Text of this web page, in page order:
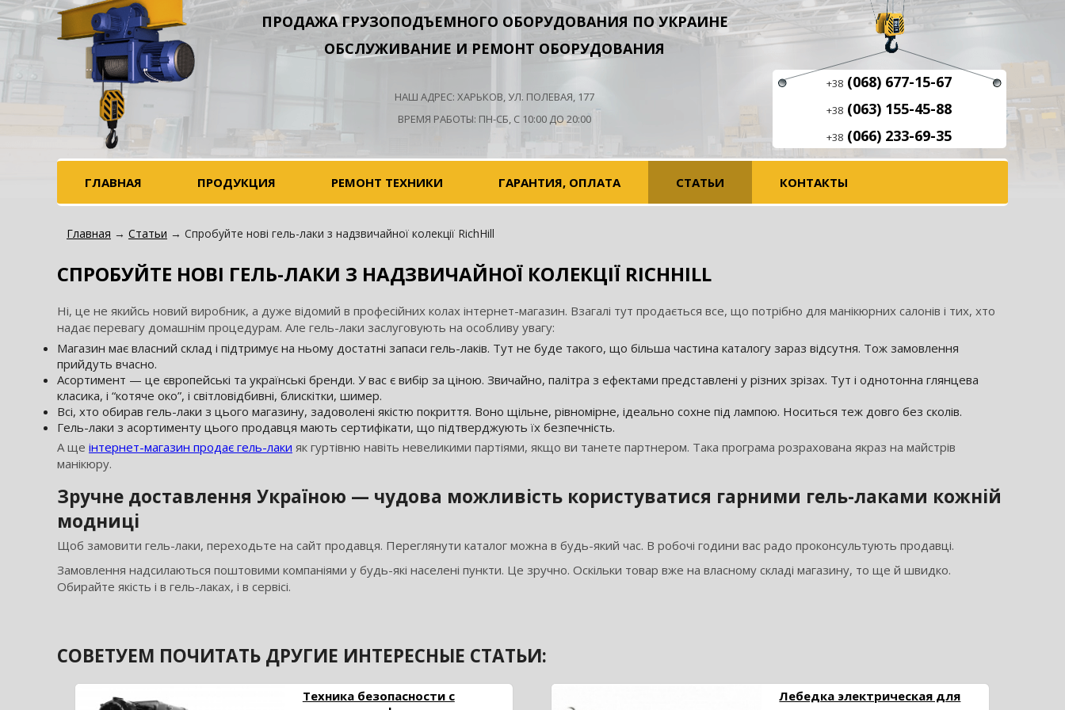
ПРОДАЖА ГРУЗОПОДЪЕМНОГО ОБОРУДОВАНИЯ ПО УКРАИНЕ
ОБСЛУЖИВАНИЕ И РЕМОНТ ОБОРУДОВАНИЯ
НАШ АДРЕС: ХАРЬКОВ, УЛ. ПОЛЕВАЯ, 177
ВРЕМЯ РАБОТЫ: ПН-СБ, С 10:00 ДО 20:00
+38 (068) 677-15-67
+38 (063) 155-45-88
+38 (066) 233-69-35
ГЛАВНАЯ ПРОДУКЦИЯ РЕМОНТ ТЕХНИКИ ГАРАНТИЯ, ОПЛАТА СТАТЬИ КОНТАКТЫ
Главная → Статьи → Спробуйте нові гель-лаки з надзвичайної колекції RichHill
СПРОБУЙТЕ НОВІ ГЕЛЬ-ЛАКИ З НАДЗВИЧАЙНОЇ КОЛЕКЦІЇ RICHHILL
Ні, це не якийсь новий виробник, а дуже відомий в професійних колах інтернет-магазин. Взагалі тут продається все, що потрібно для манікюрних салонів і тих, хто
надає перевагу домашнім процедурам. Але гель-лаки заслуговують на особливу увагу:
Магазин має власний склад і підтримує на ньому достатні запаси гель-лаків. Тут не буде такого, що більша частина каталогу зараз відсутня. Тож замовлення
прийдуть вчасно.
Асортимент — це європейські та українські бренди. У вас є вибір за ціною. Звичайно, палітра з ефектами представлені у різних зрізах. Тут і однотонна глянцева
класика, і “котяче око”, і світловідбивні, блискітки, шимер.
Всі, хто обирав гель-лаки з цього магазину, задоволені якістю покриття. Воно щільне, рівномірне, ідеально сохне під лампою. Носиться теж довго без сколів.
Гель-лаки з асортименту цього продавця мають сертифікати, що підтверджують їх безпечність.
А ще інтернет-магазин продає гель-лаки як гуртівню навіть невеликими партіями, якщо ви танете партнером. Така програма розрахована якраз на майстрів
манікюру.
Зручне доставлення Україною — чудова можливість користуватися гарними гель-лаками кожній
модниці
Щоб замовити гель-лаки, переходьте на сайт продавця. Переглянути каталог можна в будь-який час. В робочі години вас радо проконсультують продавці.
Замовлення надсилаються поштовими компаніями у будь-які населені пункти. Це зручно. Оскільки товар вже на власному складі магазину, то ще й швидко.
Обирайте якість і в гель-лаках, і в сервісі.
СОВЕТУЕМ ПОЧИТАТЬ ДРУГИЕ ИНТЕРЕСНЫЕ СТАТЬИ:
Техника безопасности с
Лебедка электрическая для